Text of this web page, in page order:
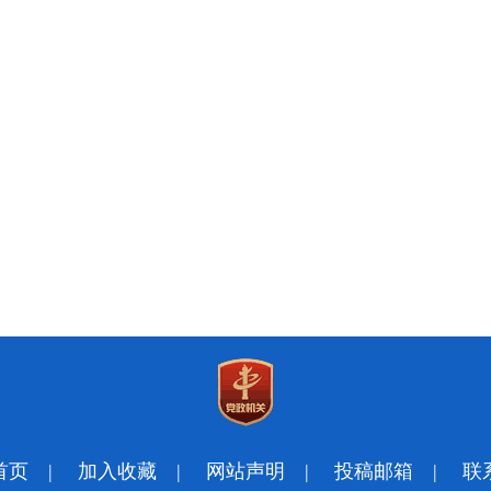
页 | 加入收藏 | 网站声明 | 投稿邮箱 | 联